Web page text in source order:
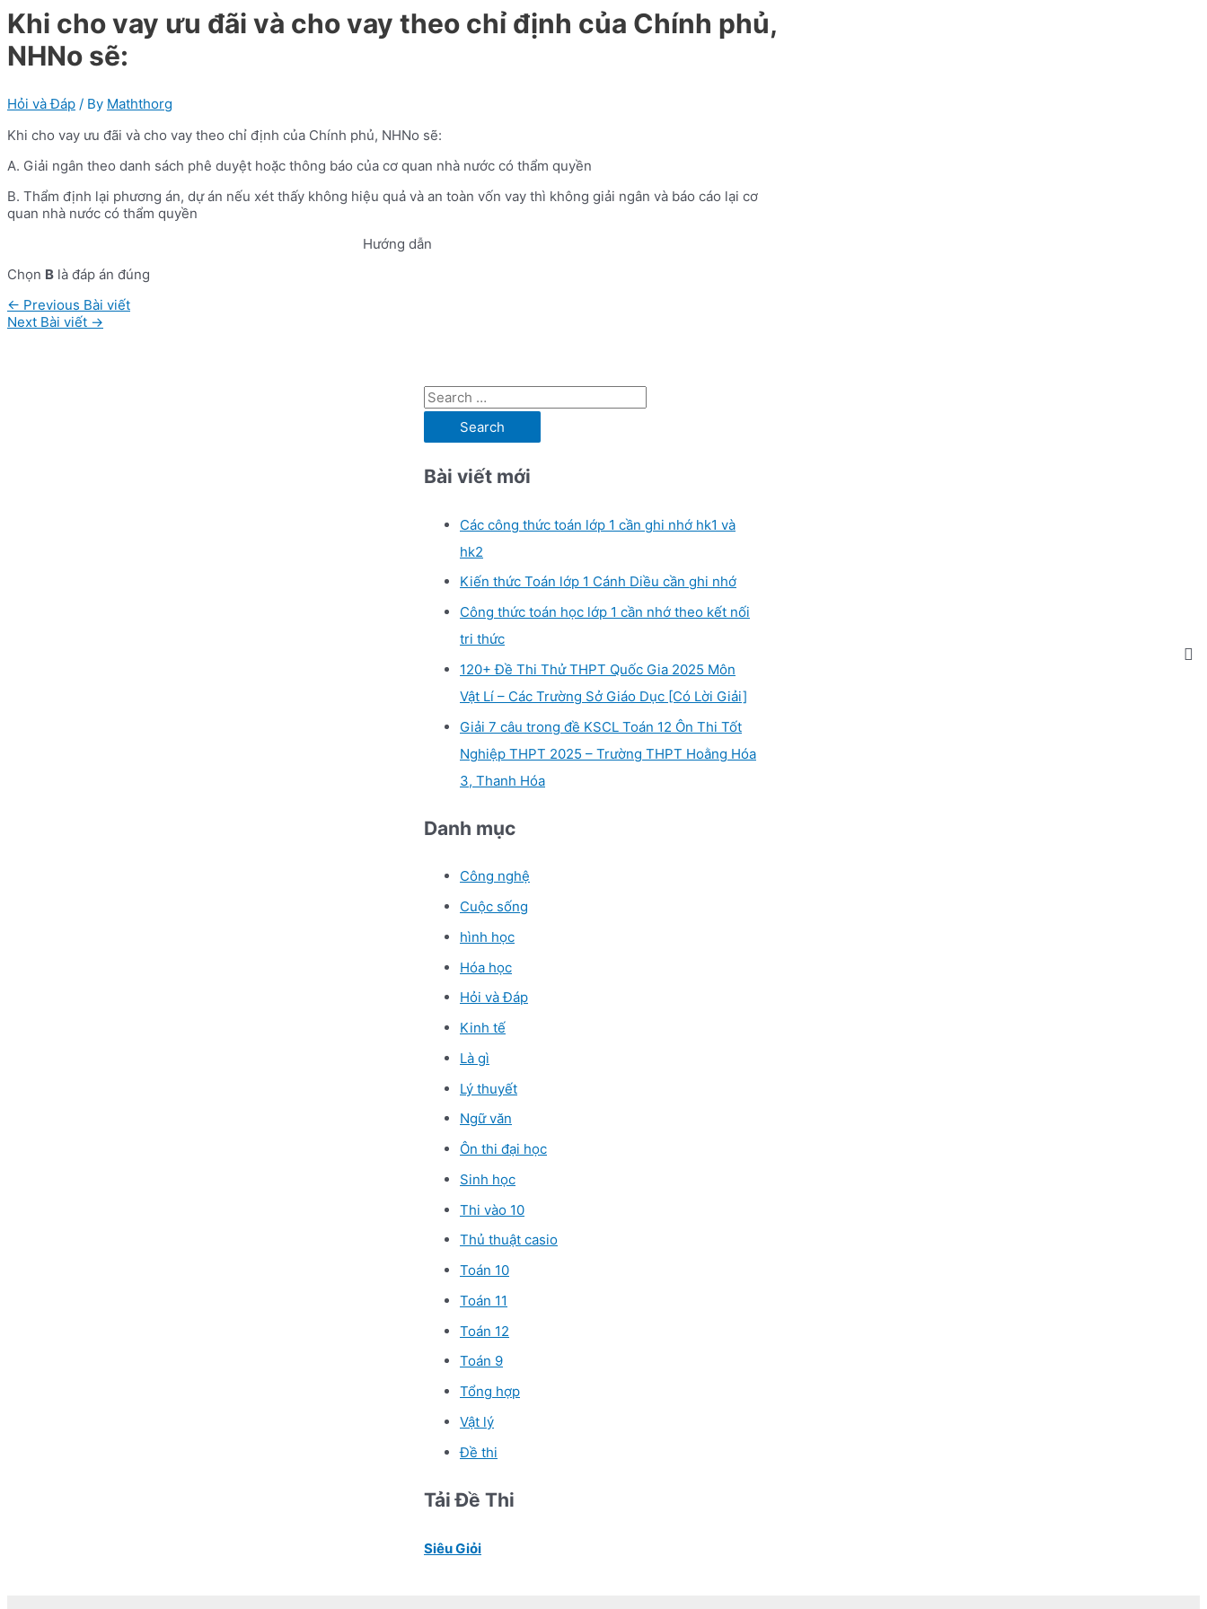
Khi cho vay ưu đãi và cho vay theo chỉ định của Chính phủ,
NHNo sẽ:
Hỏi và Đáp / By Maththorg
Khi cho vay ưu đãi và cho vay theo chỉ định của Chính phủ, NHNo sẽ:
A. Giải ngân theo danh sách phê duyệt hoặc thông báo của cơ quan nhà nước có thẩm quyền
B. Thẩm định lại phương án, dự án nếu xét thấy không hiệu quả và an toàn vốn vay thì không giải ngân và báo cáo lại cơ
quan nhà nước có thẩm quyền
Hướng dẫn
Chọn B là đáp án đúng
Điều
hướng
← Previous Bài viết
Next Bài viết →
S
r
Bài viết mới
Các công thức toán lớp 1 cần ghi nhớ hk1 và
hk2
Kiến thức Toán lớp 1 Cánh Diều cần ghi nhớ
Công thức toán học lớp 1 cần nhớ theo kết nối
tri thức
120+ Đề Thi Thử THPT Quốc Gia 2025 Môn
Vật Lí – Các Trường Sở Giáo Dục [Có Lời Giải]
Giải 7 câu trong đề KSCL Toán 12 Ôn Thi Tốt
Nghiệp THPT 2025 – Trường THPT Hoằng Hóa
3, Thanh Hóa
Danh mục
Công nghệ
Cuộc sống
hình học
Hóa học
Hỏi và Đáp
Kinh tế
Là gì
Lý thuyết
Ngữ văn
Ôn thi đại học
Sinh học
Thi vào 10
Thủ thuật casio
Toán 10
Toán 11
Toán 12
Toán 9
Tổng hợp
Vật lý
Đề thi
Tải Đề Thi
Siêu Giỏi